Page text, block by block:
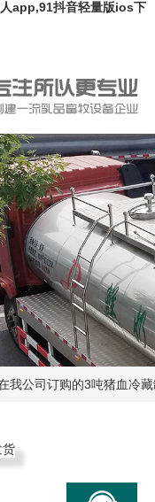
app,91抖音轻量版ios下
我公司订购的3吨猪血冷